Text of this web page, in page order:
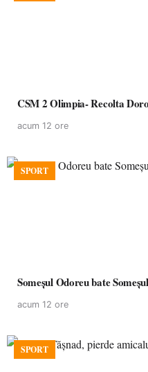
CSM 2 Olimpia- Recolta
acum 12 ore
SPORT
Someșul Odoreu bate
acum 12 ore
SPORT